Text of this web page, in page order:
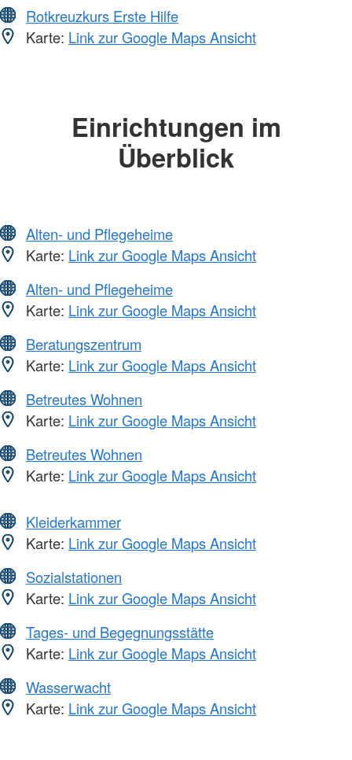
Rotkreuzkurs Erste Hilfe
Karte: Link zur Google Maps Ansicht
Einrichtungen im
Überblick
Alten- und Pflegeheime
Karte: Link zur Google Maps Ansicht
Alten- und Pflegeheime
Karte: Link zur Google Maps Ansicht
Beratungszentrum
Karte: Link zur Google Maps Ansicht
Betreutes Wohnen
Karte: Link zur Google Maps Ansicht
Betreutes Wohnen
Karte: Link zur Google Maps Ansicht
Kleiderkammer
Karte: Link zur Google Maps Ansicht
Sozialstationen
Karte: Link zur Google Maps Ansicht
Tages- und Begegnungsstätte
Karte: Link zur Google Maps Ansicht
Wasserwacht
Karte: Link zur Google Maps Ansicht